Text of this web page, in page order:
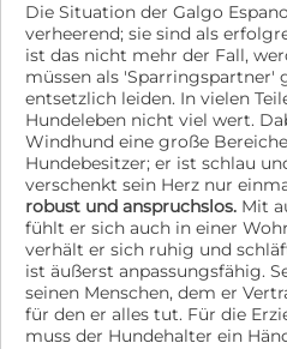
Die Situation der Galgo
verheerend; sie sind als
ist das nicht mehr der Fall,
müssen als 'Sparringspartner'
entsetzlich leiden. In vielen
Hundeleben nicht viel wert.
Windhund eine große
Hundebesitzer; er ist schlau
verschenkt sein Herz nur
robust und anspruchslos. Mit
fühlt er sich auch in einer
verhält er sich ruhig und
ist äußerst anpassungsfähig.
seinen Menschen, dem er
für den er alles tut. Für die
muss der Hundehalter ein